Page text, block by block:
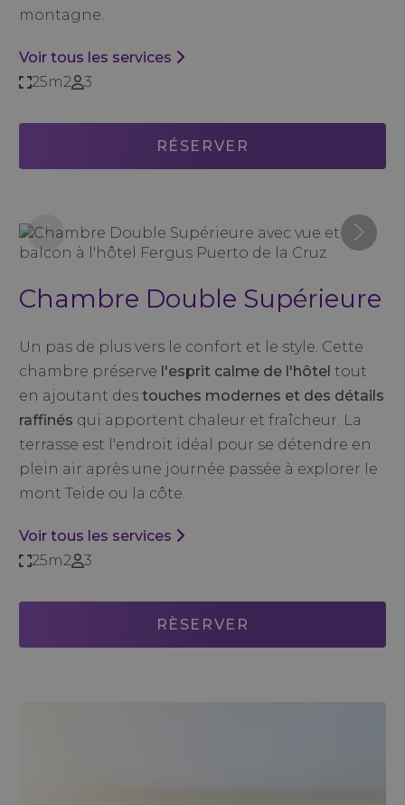
montagne.
Voir tous les services
25m2
3
RÉSERVER
Chambre Double Supérieure
Un pas de plus vers le confort et le style. Cette
chambre préserve l'esprit calme de l'hôtel tout
en ajoutant des touches modernes et des détails
raffinés qui apportent chaleur et fraîcheur. La
terrasse est l'endroit idéal pour se détendre en
plein air après une journée passée à explorer le
mont Teide ou la côte.
Voir tous les services
25m2
3
RÈSERVER